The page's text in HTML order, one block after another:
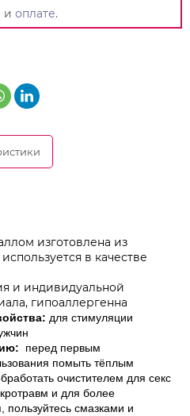
и оплате.
изготовлена из
используется в качестве
и индивидуальной
гипоаллергенна
для стимуляции
перед первым
помыть тёплым
очистителем для секс
и для более
пользуйтесь смазками и